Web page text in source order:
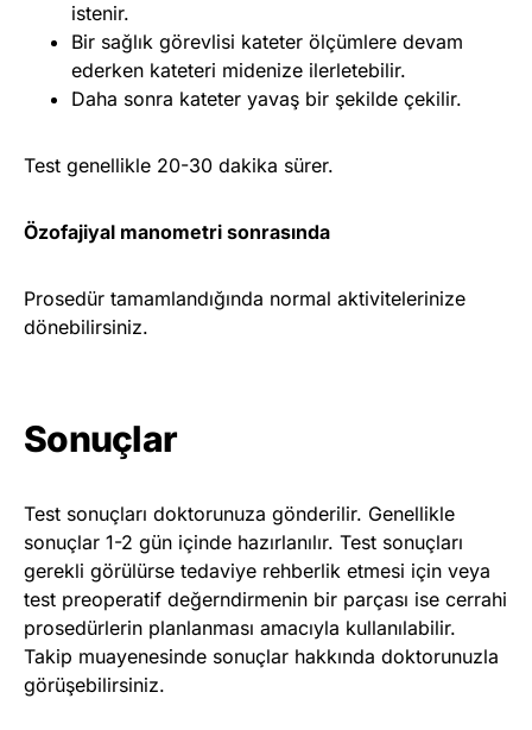
istenir.
Bir sağlık görevlisi kateter ölçümlere devam
ederken kateteri midenize ilerletebilir.
Daha sonra kateter yavaş bir şekilde çekilir.
Test genellikle 20-30 dakika sürer.
Özofajiyal manometri sonrasında
Prosedür tamamlandığında normal aktivitelerinize
dönebilirsiniz.
Sonuçlar
Test sonuçları doktorunuza gönderilir. Genellikle
sonuçlar 1-2 gün içinde hazırlanılır. Test sonuçları
gerekli görülürse tedaviye rehberlik etmesi için veya
test preoperatif değerndirmenin bir parçası ise cerrahi
prosedürlerin planlanması amacıyla kullanılabilir.
Takip muayenesinde sonuçlar hakkında doktorunuzla
görüşebilirsiniz.